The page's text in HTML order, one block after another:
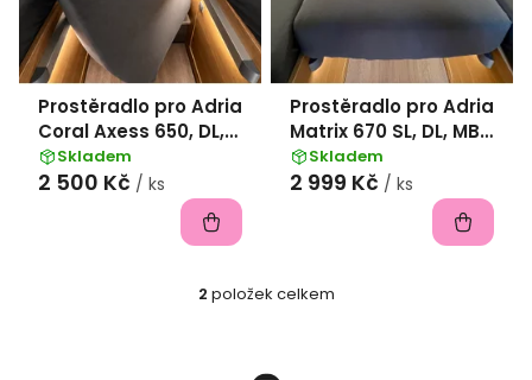
u
k
Prostěradlo pro Adria
Coral Axess 650, DL,
Supreme 650 SL, DL, 4
díly - antracit
Skladem
2 500 Kč / ks
Prostěradlo pro Adria
Matrix 670 SL, DL, MB
670 SL, DL, Axess 650
SL, 650 DL, 5 dílů -
Skladem
2 999 Kč / ks
O
2 položek celkem